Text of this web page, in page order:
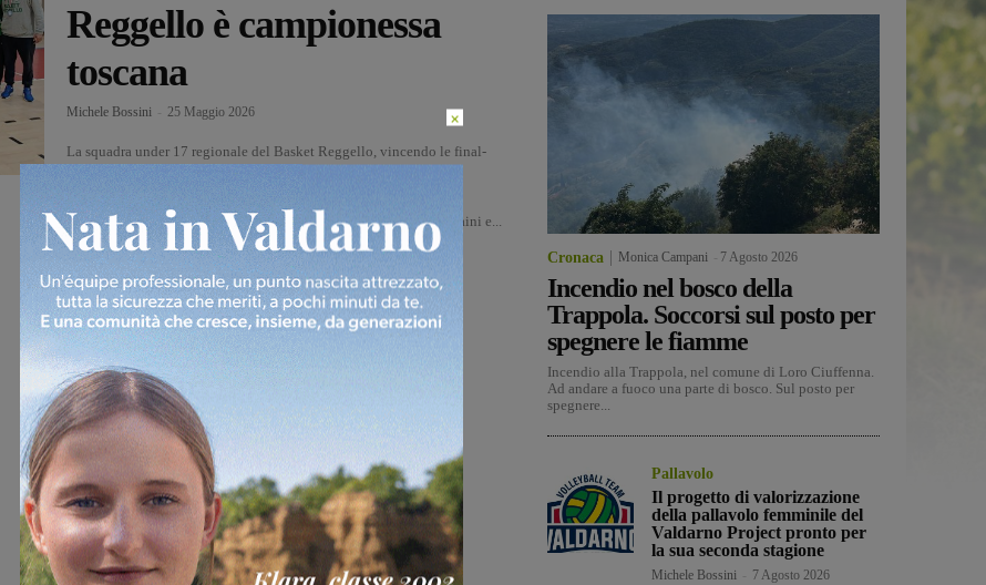
Reggello è campionessa
toscana
Michele Bossini 25 Maggio 2026
La squadra under 17 regionale del Basket Reggello, vincendo le final-
risultato, massima la soddisfazione dei coach Francesco Del Vita e
Giorgio Corsi, assieme al dirigente accompagnatore Alessandro Caini e...
Cronaca Monica Campani 7 Agosto 2026
Incendio nel bosco della
Trappola. Soccorsi sul posto per
spegnere le fiamme
Incendio alla Trappola, nel comune di Loro Ciuffenna.
Ad andare a fuoco una parte di bosco. Sul posto per
spegnere...
Pallavolo
Il progetto di valorizzazione
della pallavolo femminile del
Valdarno Project pronto per
la sua seconda stagione
Michele Bossini 7 Agosto 2026
×